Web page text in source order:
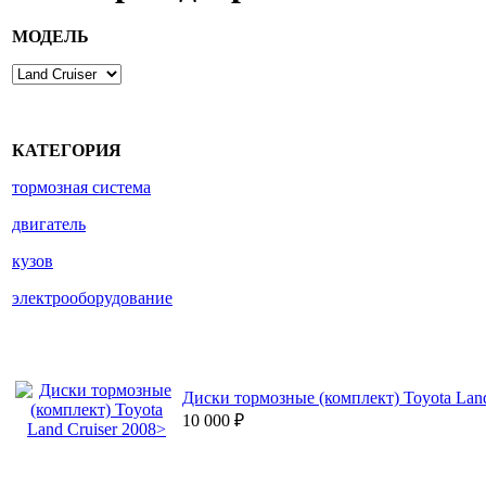
МОДЕЛЬ
КАТЕГОРИЯ
тормозная система
двигатель
кузов
электрооборудование
Диски тормозные (комплект) Toyota
10 000 ₽